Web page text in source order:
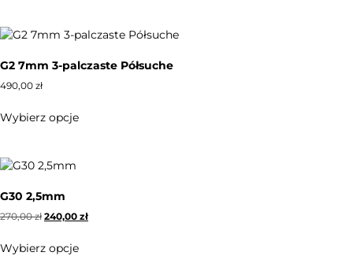
G2 7mm 3-palczaste Półsuche
490,00 zł
Wybierz opcje
G30 2,5mm
270,00zł 240,00 zł
Wybierz opcje